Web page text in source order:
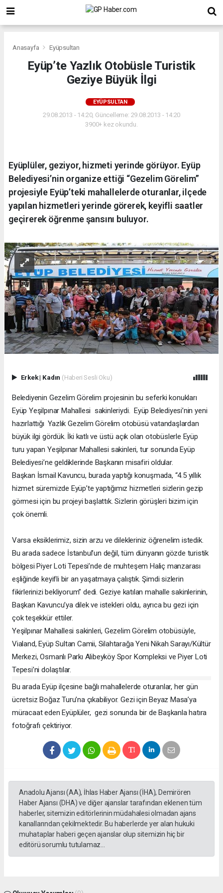
Anasayfa Eyüpsultan
Eyüp’te Yazlık Otobüsle Turistik
Geziye Büyük İlgi
EYÜPSULTAN
29.08.2013 - 14:20, Güncelleme: 29.08.2013 - 14:20
3900+ kez okundu.
Eyüplüler, geziyor, hizmeti yerinde görüyor. Eyüp
Belediyesi’nin organize ettiği “Gezelim Görelim”
projesiyle Eyüp’teki mahallelerde oturanlar, ilçede
yapılan hizmetleri yerinde görerek, keyifli saatler
geçirerek öğrenme şansını buluyor.
Erkek| Kadın (Haberi Sesli Oku)
Belediyenin Gezelim Görelim projesinin bu seferki konukları
Eyüp Yeşilpınar Mahallesi sakinleriydi. Eyüp Belediyesi’nin yeni
hazırlattığı Yazlık Gezelim Görelim otobüsü vatandaşlardan
büyük ilgi gördük. İki katlı ve üstü açık olan otobüslerle Eyüp
turu yapan Yeşilpınar Mahallesi sakinleri, tur sonunda Eyüp
Belediyesi’ne geldiklerinde Başkanın misafiri oldular.
Başkan İsmail Kavuncu, burada yaptığı konuşmada, “4.5 yıllık
hizmet süremizde Eyüp’te yaptığımız hizmetleri sizlerin gezip
görmesi için bu projeyi başlattık. Sizlerin görüşleri bizim için
çok önemli.
Varsa eksiklerimiz, sizin arzu ve dilekleriniz öğrenelim istedik.
Bu arada sadece İstanbul’un değil, tüm dünyanın gözde turistik
bölgesi Piyer Loti Tepesi’nde de muhteşem Haliç manzarası
eşliğinde keyifli bir an yaşatmaya çalıştık. Şimdi sizlerin
fikirlerinizi bekliyorum” dedi. Geziye katılan mahalle sakinlerinin,
Başkan Kavuncu’ya dilek ve istekleri oldu, ayrıca bu gezi için
çok teşekkür ettiler.
Yeşilpınar Mahallesi sakinleri, Gezelim Görelim otobüsüyle,
Vialand, Eyüp Sultan Camii, Silahtarağa Yeni Nikah Sarayı/Kültür
Merkezi, Osmanlı Parkı Alibeyköy Spor Kompleksi ve Piyer Loti
Tepesi’ni dolaştılar.
Bu arada Eyüp ilçesine bağlı mahallelerde oturanlar, her gün
ücretsiz Boğaz Turu’na çıkabiliyor. Gezi için Beyaz Masa’ya
müracaat eden Eyüplüler, gezi sonunda bir de Başkanla hatıra
fotoğrafı çektiriyor.
Anadolu Ajansı (AA), İhlas Haber Ajansı (İHA), Demirören
Haber Ajansı (DHA) ve diğer ajanslar tarafından eklenen tüm
haberler, sitemizin editörlerinin müdahalesi olmadan ajans
kanallarından çekilmektedir. Bu haberlerde yer alan hukuki
muhataplar haberi geçen ajanslar olup sitemizin hiç bir
editörü sorumlu tutulamaz...